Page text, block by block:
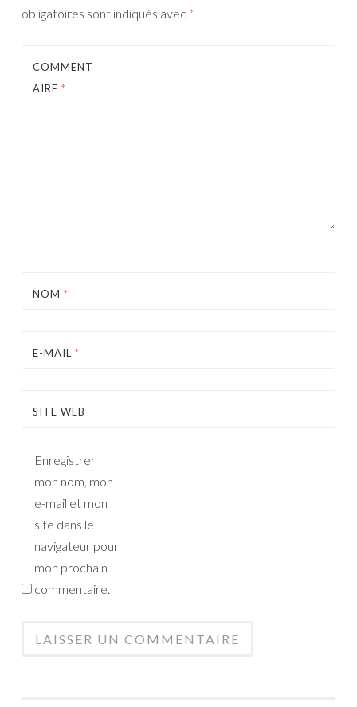
obligatoires sont indiqués avec *
COMMENT
AIRE *
NOM *
E-MAIL *
SITE WEB
Enregistrer
mon nom, mon
e-mail et mon
site dans le
navigateur pour
mon prochain
commentaire.